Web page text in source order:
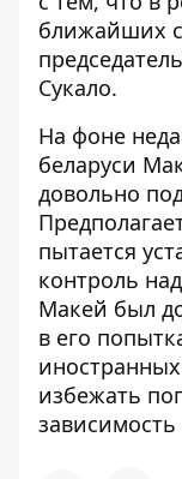
ближайших
Сукало.
На фоне
беларуси
довольно
пытается
контроль
Макей был
в его
избежать